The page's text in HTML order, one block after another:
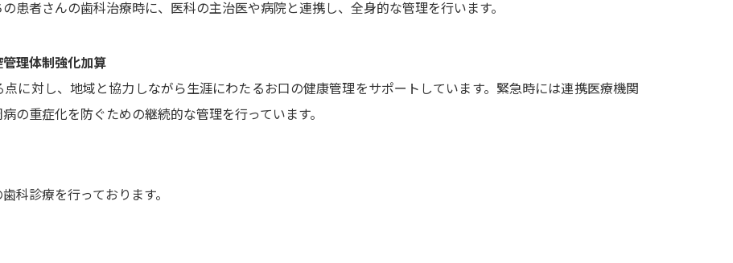
患者さんの歯科治療時に、医科の主治医や病院と連携し、全身的な管理を行います。
理体制強化加算
に対し、地域と協力しながら生涯にわたるお口の健康管理をサポートしています。緊急時には連携医療機関
の重症化を防ぐための継続的な管理を行っています。
科診療を行っております。